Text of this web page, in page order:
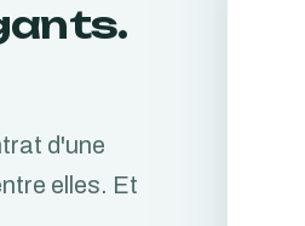
d'une
elles. Et